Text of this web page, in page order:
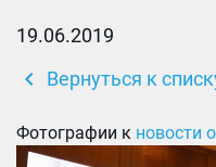
19.06.2019
chevron_left Вернуться к
Фотографии к новости